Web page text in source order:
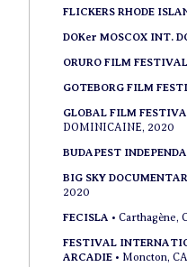
FLICKERS RHODE
DOKer MOSCOX INT.
ORURO FILM
GOTEBORG FILM
GLOBAL FILM
DOMINICAINE, 2020
BUDAPEST
BIG SKY
2020
FECISLA • Carthagène,
FESTIVAL
ARCADIE • Moncton,